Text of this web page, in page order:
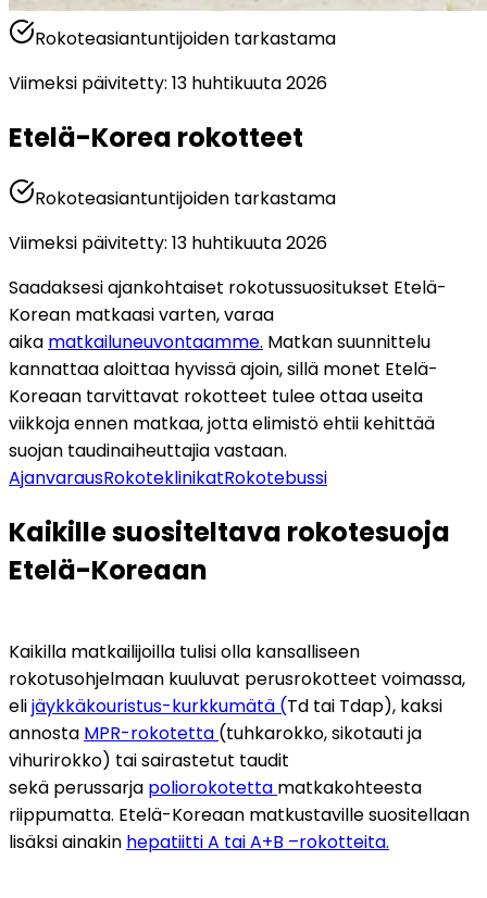
Rokoteasiantuntijoiden tarkastama
Viimeksi päivitetty: 13 huhtikuuta 2026
Etelä-Korea rokotteet
Rokoteasiantuntijoiden tarkastama
Viimeksi päivitetty: 13 huhtikuuta 2026
Saadaksesi ajankohtaiset rokotussuositukset Etelä-
Korean matkaasi varten, varaa
aika matkailuneuvontaamme. Matkan suunnittelu
kannattaa aloittaa hyvissä ajoin, sillä monet Etelä-
Koreaan tarvittavat rokotteet tulee ottaa useita
viikkoja ennen matkaa, jotta elimistö ehtii kehittää
suojan taudinaiheuttajia vastaan.
AjanvarausRokoteklinikatRokotebussi
Kaikille suositeltava rokotesuoja
Etelä-Koreaan
Kaikilla matkailijoilla tulisi olla kansalliseen
rokotusohjelmaan kuuluvat perusrokotteet voimassa,
eli jäykkäkouristus-kurkkumätä (Td tai Tdap), kaksi
annosta MPR-rokotetta (tuhkarokko, sikotauti ja
vihurirokko) tai sairastetut taudit
sekä perussarja poliorokotetta matkakohteesta
riippumatta. Etelä-Koreaan matkustaville suositellaan
lisäksi ainakin hepatiitti A tai A+B –rokotteita.